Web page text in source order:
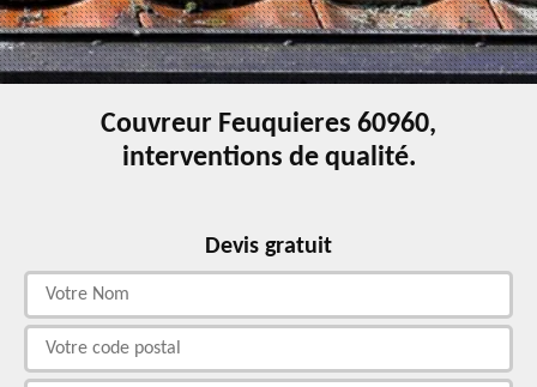
Couvreur Feuquieres 60960,
interventions de qualité.
Devis gratuit